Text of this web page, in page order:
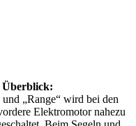
Überblick:
„Range“ wird bei den
Elektromotor nahezu